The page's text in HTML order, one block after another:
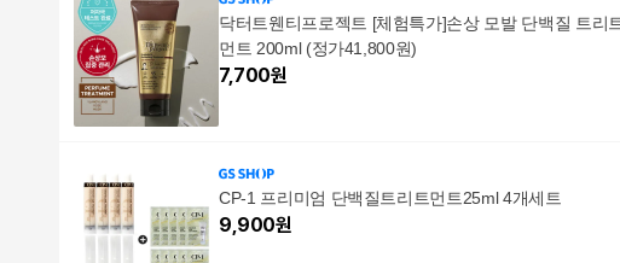
닥터트웬티프로젝트 [체험특가]손상 모발 단백질 트리
먼트 200ml (정가41,800원)
7,700원
CP-1 프리미엄 단백질트리트먼트25ml 4개세트
9,900원